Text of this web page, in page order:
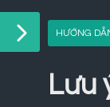
HƯỚNG
Lưu